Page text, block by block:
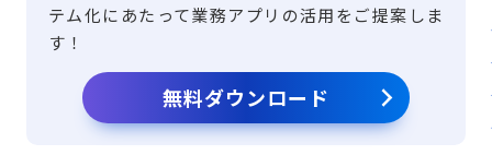
テム化にあたって業務アプリの活用をご提案しま
す！
無料ダウンロード